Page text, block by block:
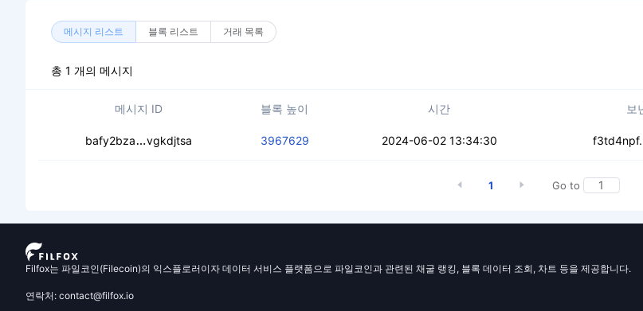
메시지 리스트 블록 리스트 거래 목록
총 1 개의 메시지
메시지 ID 블록 높이 시간 보
bafy2bza cec3jcjg4zqrr63xzvbhjqulg7bqzuna43c4km72mvsq2i
vgkdjtsa 3967629 2024-06-02 13:34:30
1 Go to
Filfox는 파일코인(Filecoin)의 익스플로러이자 데이터 서비스 플랫폼으로 파일코인과 관련된 채굴 랭킹, 블록 데이터 조회, 차트 등을 제공합니다.
연락처: contact@filfox.io